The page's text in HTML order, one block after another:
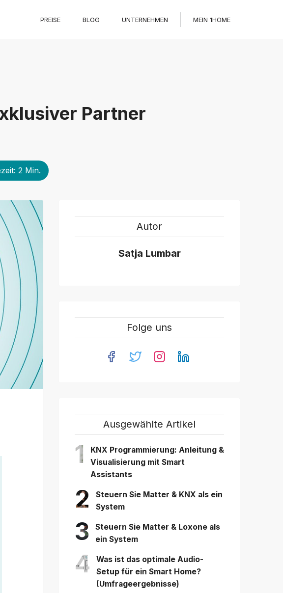
PREISE BLOG UNTERNEHMEN MEIN 1HOME
Partner
2 Min.
Autor
Satja Lumbar
Folge uns
Ausgewählte Artikel
1
KNX Programmierung: Anleitung &
Visualisierung mit Smart
Assistants
2
Steuern Sie Matter & KNX als ein
System
3
Steuern Sie Matter & Loxone als
ein System
4
Was ist das optimale Audio-
Setup für ein Smart Home?
(Umfrageergebnisse)